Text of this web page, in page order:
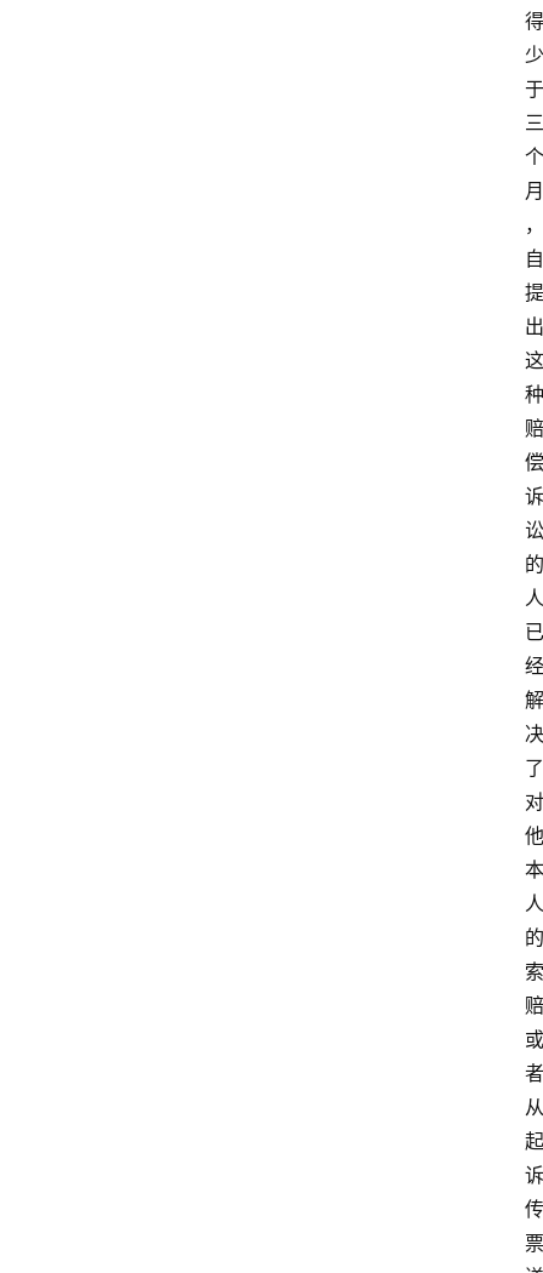
得
少
于
三
个
月
，
自
提
出
这
种
赔
偿
诉
讼
的
人
已
经
解
决
了
对
他
本
人
的
索
赔
或
者
从
起
诉
传
票